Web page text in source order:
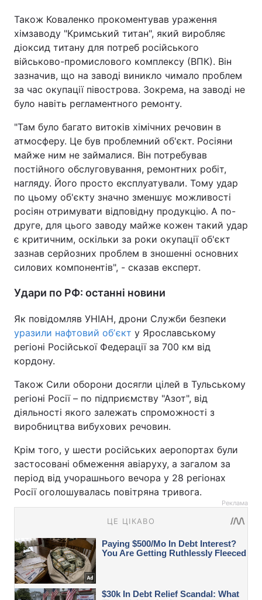
Також Коваленко прокоментував ураження
хімзаводу "Кримський титан", який виробляє
діоксид титану для потреб російського
військово-промислового комплексу (ВПК). Він
зазначив, що на заводі виникло чимало проблем
за час окупації півострова. Зокрема, на заводі не
було навіть регламентного ремонту.
"Там було багато витоків хімічних речовин в
атмосферу. Це був проблемний об'єкт. Росіяни
майже ним не займалися. Він потребував
постійного обслуговування, ремонтних робіт,
нагляду. Його просто експлуатували. Тому удар
по цьому об'єкту значно зменшує можливості
росіян отримувати відповідну продукцію. А по-
друге, для цього заводу майже кожен такий удар
є критичним, оскільки за роки окупації об'єкт
зазнав серйозних проблем в зношенні основних
силових компонентів", - сказав експерт.
Удари по РФ: останні новини
Як повідомляв УНІАН, дрони Служби безпеки
уразили нафтовий обʼєкт у Ярославському
регіоні Російської Федерації за 700 км від
кордону.
Також Сили оборони досягли цілей в Тульському
регіоні Росії – по підприємству "Азот", від
діяльності якого залежать спроможності з
виробництва вибухових речовин.
Крім того, у шести російських аеропортах були
застосовані обмеження авіаруху, а загалом за
період від учорашнього вечора у 28 регіонах
Росії оголошувалась повітряна тривога.
Реклама